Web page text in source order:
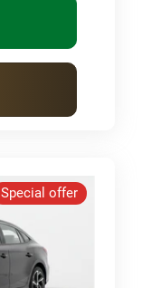
Special offer